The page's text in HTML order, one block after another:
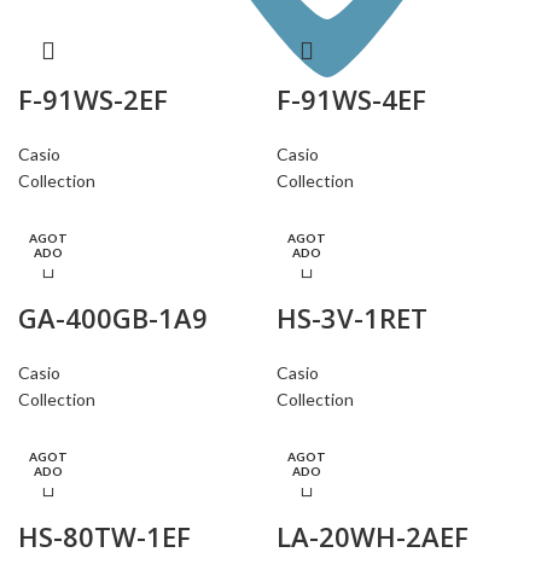
F-91WS-2EF
Casio
Collection
F-91WS-4EF
Casio
Collection
AGOT
ADO
GA-400GB-1A9
Casio
Collection
AGOT
ADO
HS-3V-1RET
Casio
Collection
AGOT
ADO
HS-80TW-1EF
AGOT
ADO
LA-20WH-2AEF